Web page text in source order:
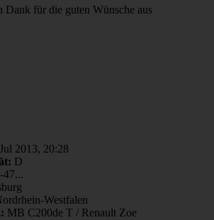
Dank für die guten Wünsche aus
2013, 20:28
D
47...
Westfalen
MB C200de T / Renault Zoe